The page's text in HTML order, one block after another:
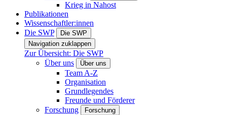
Krieg in Nahost
Publikationen
Wissenschaftler:innen
Die SWP
Die SWP
Navigation zuklappen
Zur Übersicht: Die SWP
Über uns
Über uns
Team A-Z
Organisation
Grundlegendes
Freunde und Förderer
Forschung
Forschung